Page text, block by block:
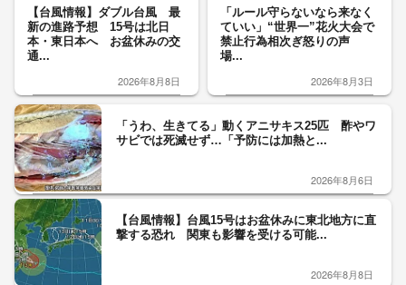
【台風情報】ダブル台風 最
新の進路予想 15号は北日
本・東日本へ お盆休みの交
通...
2026年8月8日
「ルール守らないなら来なく
ていい」“世界一”花火大会で
禁止行為相次ぎ怒りの声
場...
2026年8月3日
「うわ、生きてる」動くアニサキス25匹 酢やワ
サビでは死滅せず…「予防には加熱と...
2026年8月6日
【台風情報】台風15号はお盆休みに東北地方に直
撃する恐れ 関東も影響を受ける可能...
2026年8月8日